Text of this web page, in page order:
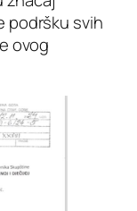
podršku svih
ovog